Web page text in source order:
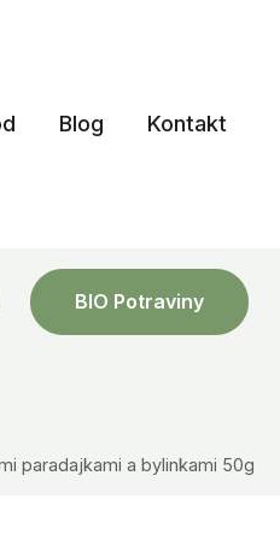
Blog Kontakt
BIO Potraviny
paradajkami a bylinkami 50g